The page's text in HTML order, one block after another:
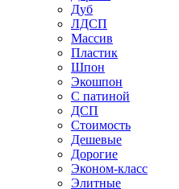
Дуб
ЛДСП
Массив
Пластик
Шпон
Экошпон
С патиной
ДСП
Стоимость
Дешевые
Дорогие
Эконом-класс
Элитные